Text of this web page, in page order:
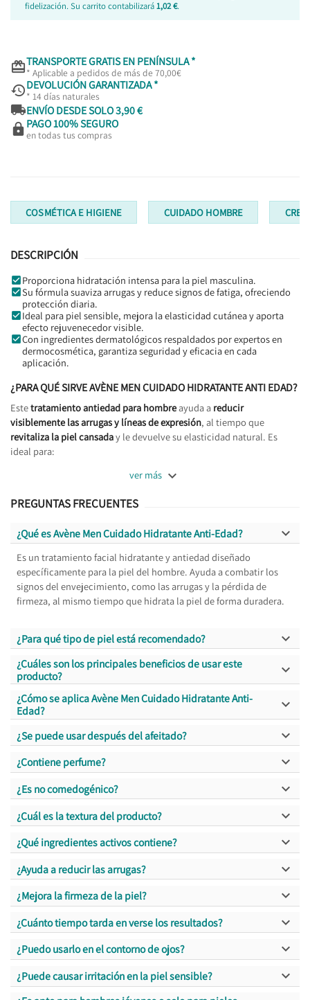
fidelización. Su carrito contabilizará1,02 €.
TRANSPORTE GRATIS EN PENÍNSULA *
* Aplicable a pedidos de más de 70,00€
DEVOLUCIÓN GARANTIZADA *
* 14 días naturales
ENVÍO DESDE SOLO 3,90 €
 PAGO 100% SEGURO
en todas tus compras
COSMÉTICA E HIGIENE CUIDADO HOMBRE
DESCRIPCIÓN
Proporciona hidratación intensa para la piel masculina.
Su fórmula suaviza arrugas y reduce signos de fatiga, ofreciendo
protección diaria.
Ideal para piel sensible, mejora la elasticidad cutánea y aporta
efecto rejuvenecedor visible.
Con ingredientes dermatológicos respaldados por expertos en
dermocosmética, garantiza seguridad y eficacia en cada
aplicación.
¿PARA QUÉ SIRVE AVÈNE MEN CUIDADO HIDRATANTE ANTI EDAD?
Estetratamiento antiedad para hombreayuda a reducir
visiblemente las arrugas y líneas de expresión, al tiempo que
revitaliza la piel cansaday le devuelve su elasticidad natural. Es
ideal para:
ver más 
PREGUNTAS FRECUENTES
¿Qué es Avène Men Cuidado Hidratante Anti-Edad? 
Es un tratamiento facial hidratante y antiedad diseñado
específicamente para la piel del hombre. Ayuda a combatir los
signos del envejecimiento, como las arrugas y la pérdida de
firmeza, al mismo tiempo que hidrata la piel de forma duradera.
¿Para qué tipo de piel está recomendado? 
¿Cuáles son los principales beneficios de usar este
producto?

¿Cómo se aplica Avène Men Cuidado Hidratante Anti-
Edad?

¿Se puede usar después del afeitado? 
¿Contiene perfume? 
¿Es no comedogénico? 
¿Cuál es la textura del producto? 
¿Qué ingredientes activos contiene? 
¿Ayuda a reducir las arrugas? 
¿Mejora la firmeza de la piel? 
¿Cuánto tiempo tarda en verse los resultados? 
¿Puedo usarlo en el contorno de ojos? 
¿Puede causar irritación en la piel sensible? 